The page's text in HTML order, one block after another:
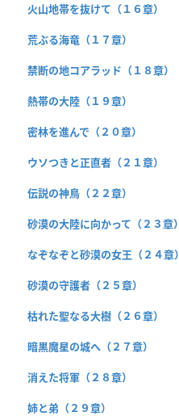
火山地帯を抜けて（１６章）
荒ぶる海竜（１７章）
禁断の地コアラッド（１８章）
熱帯の大陸（１９章）
密林を進んで（２０章）
ウソつきと正直者（２１章）
伝説の神鳥（２２章）
砂漠の大陸に向かって（２３章）
なぞなぞと砂漠の女王（２４章）
砂漠の守護者（２５章）
枯れた聖なる大樹（２６章）
暗黒魔星の城へ（２７章）
消えた将軍（２８章）
姉と弟（２９章）